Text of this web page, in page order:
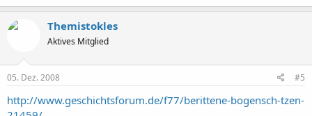
Themistokles
Aktives Mitglied
05. Dez. 2008 #5
http://www.geschichtsforum.de/f77/berittene-bogensch-tzen-